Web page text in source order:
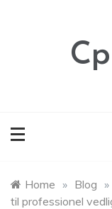
Home » Blog »
til professionel